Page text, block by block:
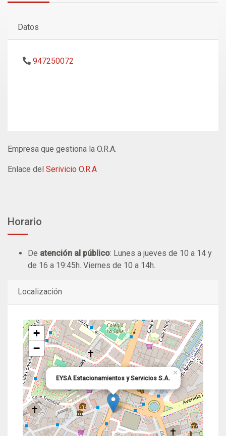
Datos
947250072
Empresa que gestiona la O.R.A.
Enlace del Serivicio O.R.A
Horario
De atención al público: Lunes a jueves de 10 a 14 y
de 16 a 19:45h. Viernes de 10 a 14h.
Localización
EYSA Estacionamientos y Servicios S.A.
×
+
−